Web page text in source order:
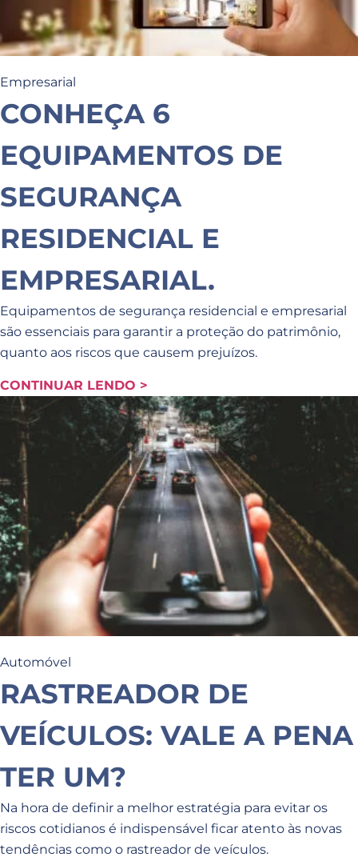
Empresarial
CONHEÇA 6
EQUIPAMENTOS DE
SEGURANÇA
RESIDENCIAL E
EMPRESARIAL.
Equipamentos de segurança residencial e empresarial
são essenciais para garantir a proteção do patrimônio,
quanto aos riscos que causem prejuízos.
CONTINUAR LENDO >
Automóvel
RASTREADOR DE
VEÍCULOS: VALE A PENA
TER UM?
Na hora de definir a melhor estratégia para evitar os
riscos cotidianos é indispensável ficar atento às novas
tendências como o rastreador de veículos.